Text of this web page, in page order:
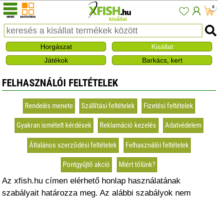
kisállat
0
Horgászat
Kisállat
Játékok
Barkács, kert
FELHASZNÁLÓI FELTÉTELEK
Rendelés menete Szállítási feltételek Fizetési feltételek
Gyakran ismételt kérdések Reklamáció kezelés Adatvédelem
Általános szerződési feltételek Felhasználói feltételek
Pontgyűjtő akció Miért tőlünk?
Az xfish.hu címen elérhető honlap használatának
szabályait határozza meg. Az alábbi szabályok nem